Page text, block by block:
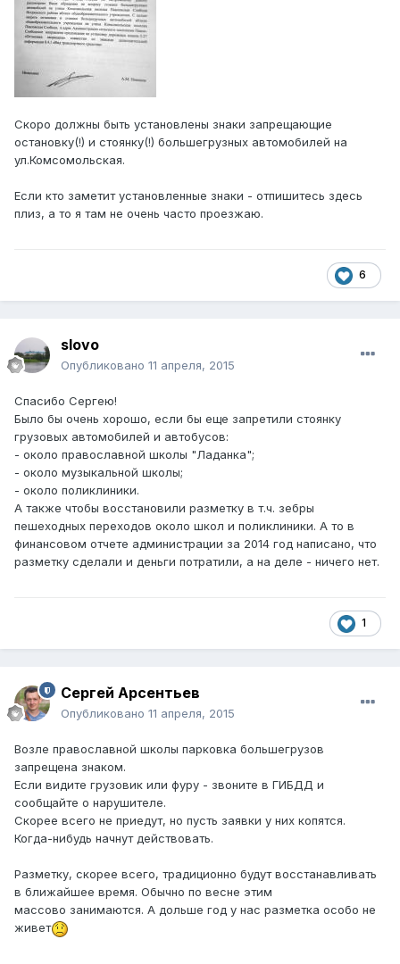
Скоро должны быть установлены знаки запрещающие
остановку(!) и стоянку(!) большегрузных автомобилей на
ул.Комсомольская.
Если кто заметит установленные знаки - отпишитесь здесь
плиз, а то я там не очень часто проезжаю.
6
slovo
Опубликовано 11 апреля, 2015
Спасибо Сергею!
Было бы очень хорошо, если бы еще запретили стоянку
грузовых автомобилей и автобусов:
- около православной школы "Ладанка";
- около музыкальной школы;
- около поликлиники.
А также чтобы восстановили разметку в т.ч. зебры
пешеходных переходов около школ и поликлиники. А то в
финансовом отчете администрации за 2014 год написано, что
разметку сделали и деньги потратили, а на деле - ничего нет.
1
Сергей Арсентьев
Опубликовано 11 апреля, 2015
Возле православной школы парковка большегрузов
запрещена знаком.
Если видите грузовик или фуру - звоните в ГИБДД и
сообщайте о нарушителе.
Скорее всего не приедут, но пусть заявки у них копятся.
Когда-нибудь начнут действовать.
Разметку, скорее всего, традиционно будут восстанавливать
в ближайшее время. Обычно по весне этим
массово занимаются. А дольше год у нас разметка особо не
живет